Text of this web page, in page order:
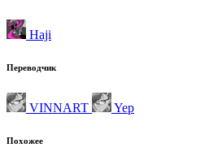
Haji
Переводчик
VINNART Yep
Похожее